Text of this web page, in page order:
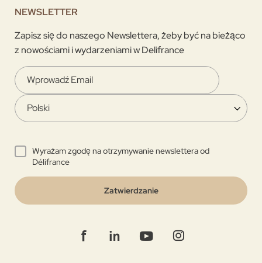
NEWSLETTER
Zapisz się do naszego Newslettera, żeby być na bieżąco
z nowościami i wydarzeniami w Delifrance
Wyrażam zgodę na otrzymywanie newslettera od
Délifrance
Zatwierdzanie